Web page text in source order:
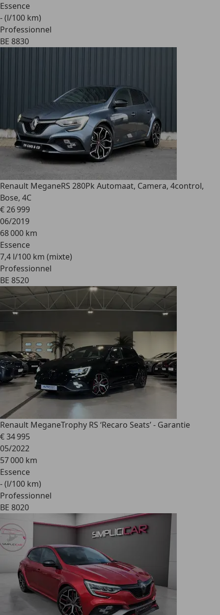
Essence
- (l/100 km)
Professionnel
BE 8830
Renault MeganeRS 280Pk Automaat, Camera, 4control,
Bose, 4C
€ 26 999
06/2019
68 000 km
Essence
7,4 l/100 km (mixte)
Professionnel
BE 8520
Renault MeganeTrophy RS ‘Recaro Seats’ - Garantie
€ 34 995
05/2022
57 000 km
Essence
- (l/100 km)
Professionnel
BE 8020